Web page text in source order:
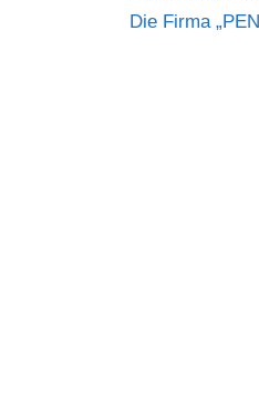
Die Firma